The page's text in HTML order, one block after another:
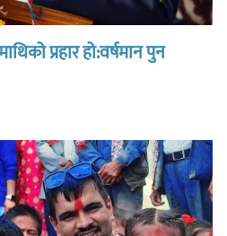
प्रहार हो:वर्षमान पुन